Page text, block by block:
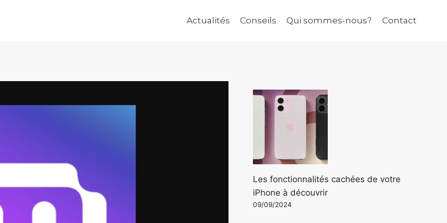
Actualités Conseils Qui sommes-nous? Contact
Les fonctionnalités cachées de votre
iPhone à découvrir
09/09/2024